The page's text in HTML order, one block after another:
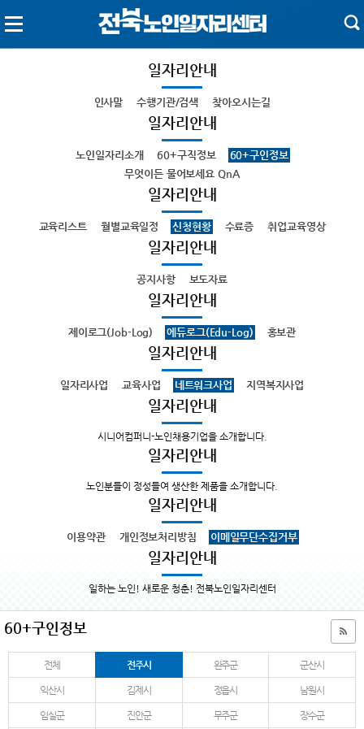
일자리안내
인사말 수행기관/검색 찾아오시는길
일자리안내
노인일자리소개 60+구직정보
60+구인정보
무엇이든 물어보세요 QnA
일자리안내
교육리스트 월별교육일정 신청현황 수료증 취업교육영상
일자리안내
공지사항 보도자료
일자리안내
제이로그(Job-Log) 에듀로그(Edu-Log) 홍보관
일자리안내
일자리사업 교육사업 네트워크사업 지역복지사업
일자리안내
시니어컴퍼니-노인채용기업을 소개합니다.
일자리안내
노인분들이 정성들여 생산한 제품을 소개합니다.
일자리안내
이용약관 개인정보처리방침 이메일무단수집거부
일자리안내
일하는 노인! 새로운 청춘! 전북노인일자리센터
60+구인정보
전체 전주시 완주군 군산시
익산시 김제시 정읍시 남원시
임실군 진안군 무주군 장수군